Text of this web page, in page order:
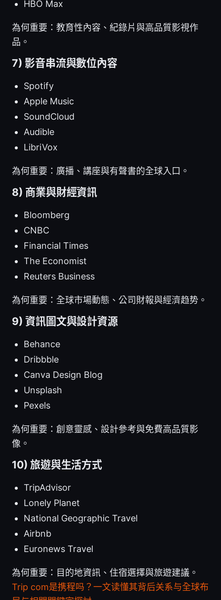
HBO Max
為何重要：教育性內容、紀錄片與高品質影視作
品。
7) 影音串流與數位內容
Spotify
Apple Music
SoundCloud
Audible
LibriVox
為何重要：廣播、講座與有聲書的全球入口。
8) 商業與財經資訊
Bloomberg
CNBC
Financial Times
The Economist
Reuters Business
為何重要：全球市場動態、公司財報與經濟趋势。
9) 資訊圖文與設計資源
Behance
Dribbble
Canva Design Blog
Unsplash
Pexels
為何重要：創意靈感、設計參考與免費高品質影
像。
10) 旅遊與生活方式
TripAdvisor
Lonely Planet
National Geographic Travel
Airbnb
Euronews Travel
為何重要：目的地資訊、住宿選擇與旅遊建議。
Trip com是携程吗？一文读懂其背后关系与全球布